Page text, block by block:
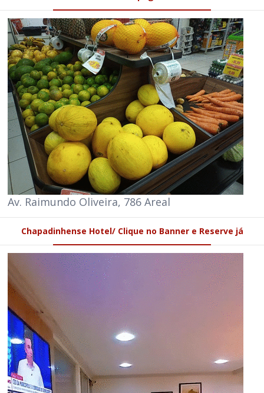
Av. Raimundo Oliveira, 786 Areal
Chapadinhense Hotel/ Clique no Banner e Reserve já